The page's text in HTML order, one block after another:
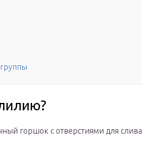
горшок с отверстиями для слива